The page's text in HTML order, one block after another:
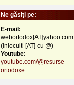
Ne găsiți pe:
E-mail:
webortodox[AT]yahoo.com
(inlocuiti [AT] cu @)
Youtube:
youtube.com/@resurse-
ortodoxe